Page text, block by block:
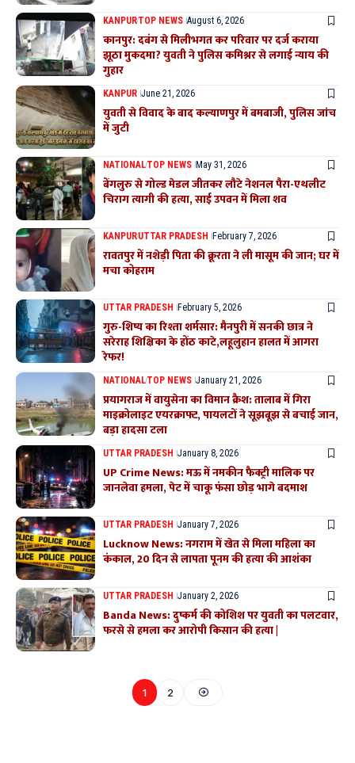
KANPURTOP NEWS August 6, 2026
कानपुर: दबंग से मिलीभगत कर परिवार पर दर्ज कराया
झूठा मुकदमा? युवती ने पुलिस कमिश्नर से लगाई न्याय की
गुहार
KANPUR June 21, 2026
युवती से विवाद के बाद कल्याणपुर में बमबाजी, पुलिस जांच
में जुटी
NATIONALTOP NEWS May 31, 2026
बेंगलुरु से गोल्ड मेडल जीतकर लौटे नेशनल पैरा-एथलीट
चिराग त्यागी की हत्या, साई उपवन में मिला शव
KANPURUTTAR PRADESH February 7, 2026
रावतपुर में नशेड़ी पिता की क्रूरता ने ली मासूम की जान; घर में
मचा कोहराम
UTTAR PRADESH February 5, 2026
गुरु-शिष्य का रिश्ता शर्मसार: मैनपुरी में सनकी छात्र ने
सरेराह शिक्षिका के होंठ काटे,लहूलुहान हालत में आगरा
रेफर!
NATIONALTOP NEWS January 21, 2026
प्रयागराज में वायुसेना का विमान क्रैश: तालाब में गिरा
माइक्रोलाइट एयरक्राफ्ट, पायलटों ने सूझबूझ से बचाई जान,
बड़ा हादसा टला
UTTAR PRADESH January 8, 2026
UP Crime News: मऊ में नमकीन फैक्ट्री मालिक पर
जानलेवा हमला, पेट में चाकू फंसा छोड़ भागे बदमाश
UTTAR PRADESH January 7, 2026
Lucknow News: नगराम में खेत से मिला महिला का
कंकाल, 20 दिन से लापता पूनम की हत्या की आशंका
UTTAR PRADESH January 2, 2026
Banda News: दुष्कर्म की कोशिश पर युवती का पलटवार,
फरसे से हमला कर आरोपी किसान की हत्या |
1 2